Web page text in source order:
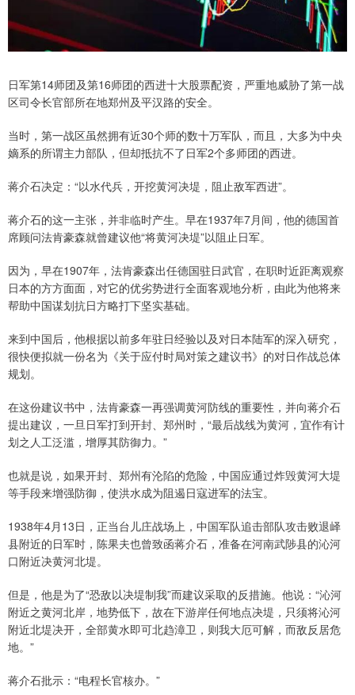
日军第14师团及第16师团的西进十大股票配资，严重地威胁了第一战
区司令长官部所在地郑州及平汉路的安全。
当时，第一战区虽然拥有近30个师的数十万军队，而且，大多为中央
嫡系的所谓主力部队，但却抵抗不了日军2个多师团的西进。
蒋介石决定：“以水代兵，开挖黄河决堤，阻止敌军西进”。
蒋介石的这一主张，并非临时产生。早在1937年7月间，他的德国首
席顾问法肯豪森就曾建议他“将黄河决堤”以阻止日军。
因为，早在1907年，法肯豪森出任德国驻日武官，在职时近距离观察
日本的方方面面，对它的优劣势进行全面客观地分析，由此为他将来
帮助中国谋划抗日方略打下坚实基础。
来到中国后，他根据以前多年驻日经验以及对日本陆军的深入研究，
很快便拟就一份名为《关于应付时局对策之建议书》的对日作战总体
规划。
在这份建议书中，法肯豪森一再强调黄河防线的重要性，并向蒋介石
提出建议，一旦日军打到开封、郑州时，“最后战线为黄河，宜作有计
划之人工泛滥，增厚其防御力。”
也就是说，如果开封、郑州有沦陷的危险，中国应通过炸毁黄河大堤
等手段来增强防御，使洪水成为阻遏日寇进军的法宝。
1938年4月13日，正当台儿庄战场上，中国军队追击部队攻击败退峄
县附近的日军时，陈果夫也曾致函蒋介石，准备在河南武陟县的沁河
口附近决黄河北堤。
但是，他是为了“恐敌以决堤制我”而建议采取的反措施。他说：“沁河
附近之黄河北岸，地势低下，故在下游岸任何地点决堤，只须将沁河
附近北堤决开，全部黄水即可北趋漳卫，则我大厄可解，而敌反居危
地。”
蒋介石批示：“电程长官核办。”